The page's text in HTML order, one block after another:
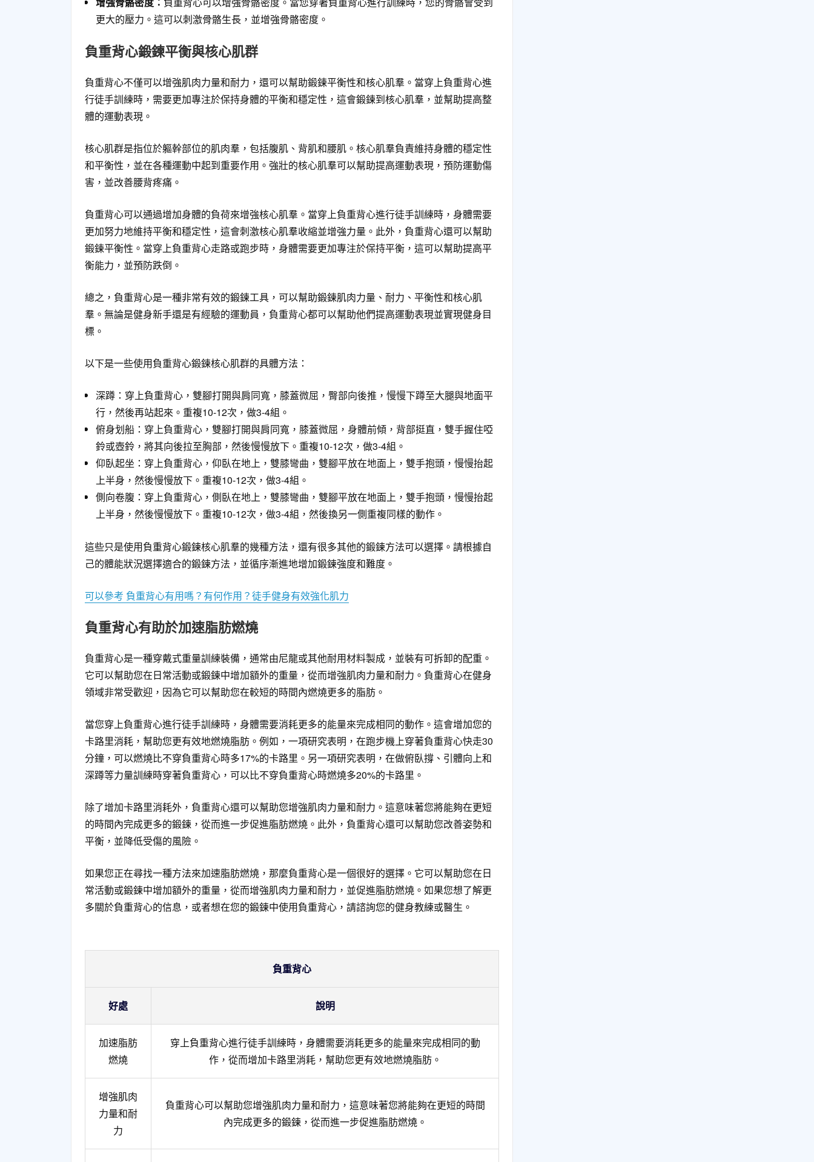
更大的壓力。這可以刺激骨骼生長，並增強骨骼密度。
負重背心鍛鍊平衡與核心肌群
負重背心不僅可以增強肌肉力量和耐力，還可以幫助鍛鍊平衡性和核心肌羣。當穿上負重背心進
行徒手訓練時，需要更加專注於保持身體的平衡和穩定性，這會鍛鍊到核心肌羣，並幫助提高整
體的運動表現。
核心肌群是指位於軀幹部位的肌肉羣，包括腹肌、背肌和腰肌。核心肌羣負責維持身體的穩定性
和平衡性，並在各種運動中起到重要作用。強壯的核心肌羣可以幫助提高運動表現，預防運動傷
害，並改善腰背疼痛。
負重背心可以通過增加身體的負荷來增強核心肌羣。當穿上負重背心進行徒手訓練時，身體需要
更加努力地維持平衡和穩定性，這會刺激核心肌羣收縮並增強力量。此外，負重背心還可以幫助
鍛鍊平衡性。當穿上負重背心走路或跑步時，身體需要更加專注於保持平衡，這可以幫助提高平
衡能力，並預防跌倒。
總之，負重背心是一種非常有效的鍛鍊工具，可以幫助鍛鍊肌肉力量、耐力、平衡性和核心肌
羣。無論是健身新手還是有經驗的運動員，負重背心都可以幫助他們提高運動表現並實現健身目
標。
以下是一些使用負重背心鍛鍊核心肌群的具體方法：
深蹲：穿上負重背心，雙腳打開與肩同寬，膝蓋微屈，臀部向後推，慢慢下蹲至大腿與地面平
行，然後再站起來。重複10-12次，做3-4組。
俯身划船：穿上負重背心，雙腳打開與肩同寬，膝蓋微屈，身體前傾，背部挺直，雙手握住啞
鈴或壺鈴，將其向後拉至胸部，然後慢慢放下。重複10-12次，做3-4組。
仰臥起坐：穿上負重背心，仰臥在地上，雙膝彎曲，雙腳平放在地面上，雙手抱頭，慢慢抬起
上半身，然後慢慢放下。重複10-12次，做3-4組。
側向卷腹：穿上負重背心，側臥在地上，雙膝彎曲，雙腳平放在地面上，雙手抱頭，慢慢抬起
上半身，然後慢慢放下。重複10-12次，做3-4組，然後換另一側重複同樣的動作。
這些只是使用負重背心鍛鍊核心肌羣的幾種方法，還有很多其他的鍛鍊方法可以選擇。請根據自
己的體能狀況選擇適合的鍛鍊方法，並循序漸進地增加鍛鍊強度和難度。
可以參考 負重背心有用嗎？有何作用？徒手健身有效強化肌力
負重背心有助於加速脂肪燃燒
負重背心是一種穿戴式重量訓練裝備，通常由尼龍或其他耐用材料製成，並裝有可拆卸的配重。
它可以幫助您在日常活動或鍛鍊中增加額外的重量，從而增強肌肉力量和耐力。負重背心在健身
領域非常受歡迎，因為它可以幫助您在較短的時間內燃燒更多的脂肪。
當您穿上負重背心進行徒手訓練時，身體需要消耗更多的能量來完成相同的動作。這會增加您的
卡路里消耗，幫助您更有效地燃燒脂肪。例如，一項研究表明，在跑步機上穿著負重背心快走30
分鐘，可以燃燒比不穿負重背心時多17%的卡路里。另一項研究表明，在做俯臥撐、引體向上和
深蹲等力量訓練時穿著負重背心，可以比不穿負重背心時燃燒多20%的卡路里。
除了增加卡路里消耗外，負重背心還可以幫助您增強肌肉力量和耐力。這意味著您將能夠在更短
的時間內完成更多的鍛鍊，從而進一步促進脂肪燃燒。此外，負重背心還可以幫助您改善姿勢和
平衡，並降低受傷的風險。
如果您正在尋找一種方法來加速脂肪燃燒，那麼負重背心是一個很好的選擇。它可以幫助您在日
常活動或鍛鍊中增加額外的重量，從而增強肌肉力量和耐力，並促進脂肪燃燒。如果您想了解更
多關於負重背心的信息，或者想在您的鍛鍊中使用負重背心，請諮詢您的健身教練或醫生。
負重背心
好處 說明
加速脂肪
燃燒
穿上負重背心進行徒手訓練時，身體需要消耗更多的能量來完成相同的動
作，從而增加卡路里消耗，幫助您更有效地燃燒脂肪。
增強肌肉
力量和耐
力
負重背心可以幫助您增強肌肉力量和耐力，這意味著您將能夠在更短的時間
內完成更多的鍛鍊，從而進一步促進脂肪燃燒。